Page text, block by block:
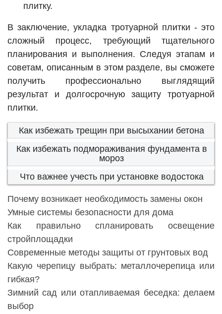
плитку.
В заключение, укладка тротуарной плитки - это
сложный процесс, требующий тщательного
планирования и выполнения. Следуя этапам и
советам, описанным в этом разделе, вы сможете
получить профессионально выглядящий
результат и долгосрочную защиту тротуарной
плитки.
Как избежать трещин при высыхании бетона
Как избежать подмораживания фундамента в
мороз
Что важнее учесть при установке водостока
Почему возникает необходимость замены окон
Умные системы безопасности для дома
Как правильно спланировать освещение
стройплощадки
Современные методы защиты от грунтовых вод
Какую черепицу выбрать: металлочерепица или
гибкая?
Зимний сад или отапливаемая беседка: делаем
выбор